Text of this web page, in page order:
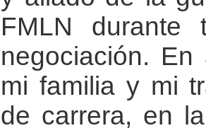
FMLN
negociación.
mi familia y mi
de carrera, en